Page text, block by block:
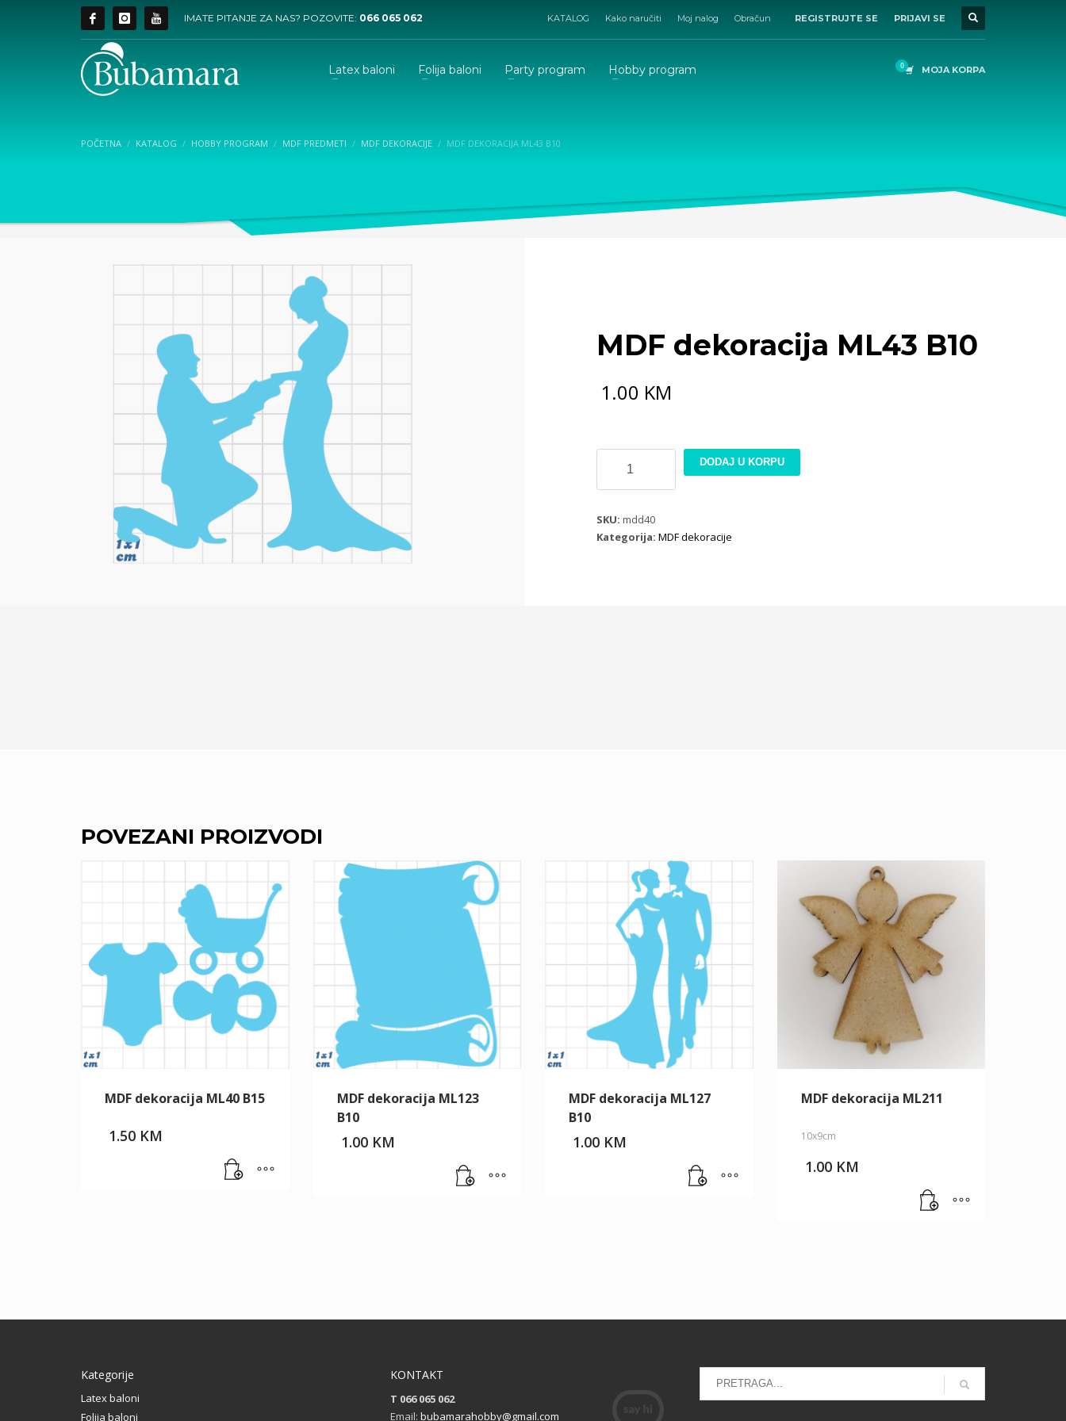
IMATE PITANJE ZA NAS? POZOVITE: 066 065 062 KATALOG Kako naručiti Moj nalog Obračun REGISTRUJTE SE PRIJAVI SE
Latex baloni Folija baloni Party program Hobby program MOJA KORPA
POČETNA KATALOG HOBBY PROGRAM MDF PREDMETI MDF DEKORACIJE MDF DEKORACIJA ML43 B10
MDF dekoracija ML43 B10
1.00 KM
dekoracija
ML43
količina
DODAJ U KORPU
SKU: mdd40
Kategorija: MDF dekoracije
POVEZANI PROIZVODI
MDF dekoracija ML40 B15
1.50 KM
MDF dekoracija ML123
B10
1.00 KM
MDF dekoracija ML127
B10
1.00 KM
MDF dekoracija ML211
10x9cm
1.00 KM
Kategorije
Latex baloni
Folija baloni
KONTAKT
T 066 065 062
Email: bubamarahobby@gmail.com